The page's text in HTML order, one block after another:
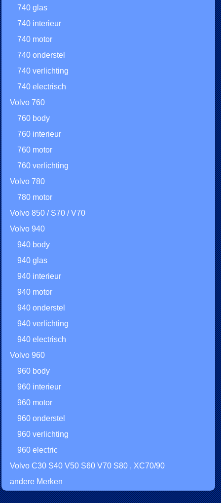
740 glas
740 interieur
740 motor
740 onderstel
740 verlichting
740 electrisch
Volvo 760
760 body
760 interieur
760 motor
760 verlichting
Volvo 780
780 motor
Volvo 850 / S70 / V70
Volvo 940
940 body
940 glas
940 interieur
940 motor
940 onderstel
940 verlichting
940 electrisch
Volvo 960
960 body
960 interieur
960 motor
960 onderstel
960 verlichting
960 electric
Volvo C30 S40 V50 S60 V70 S80 , XC70/90
andere Merken